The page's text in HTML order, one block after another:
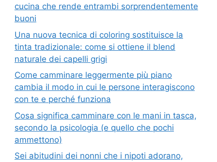
cucina che rende entrambi sorprendentemente
buoni
Una nuova tecnica di coloring sostituisce la
tinta tradizionale: come si ottiene il blend
naturale dei capelli grigi
Come camminare leggermente più piano
cambia il modo in cui le persone interagiscono
con te e perché funziona
Cosa significa camminare con le mani in tasca,
secondo la psicologia (e quello che pochi
ammettono)
Sei abitudini dei nonni che i nipoti adorano,